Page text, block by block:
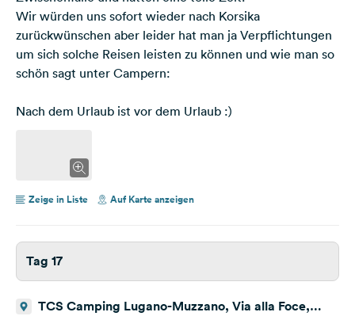
Wir würden uns sofort wieder nach Korsika
zurückwünschen aber leider hat man ja Verpflichtungen
um sich solche Reisen leisten zu können und wie man so
schön sagt unter Campern:
Nach dem Urlaub ist vor dem Urlaub :)
Zeige in Liste Auf Karte anzeigen
Tag 17
TCS Camping Lugano-Muzzano, Via alla Foce,